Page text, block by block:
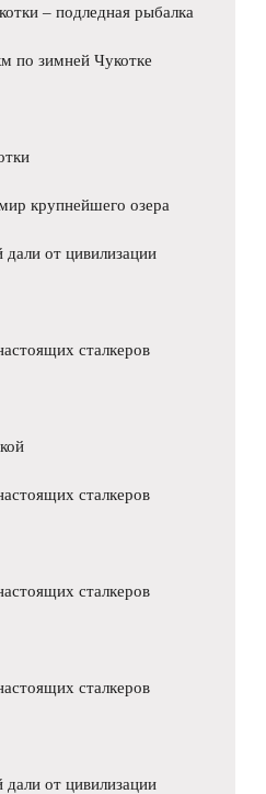
– подледная рыбалка
по зимней Чукотке
крупнейшего озера
дали от цивилизации
сталкеров
сталкеров
сталкеров
сталкеров
дали от цивилизации